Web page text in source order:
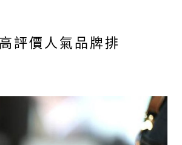
評價人氣品牌排